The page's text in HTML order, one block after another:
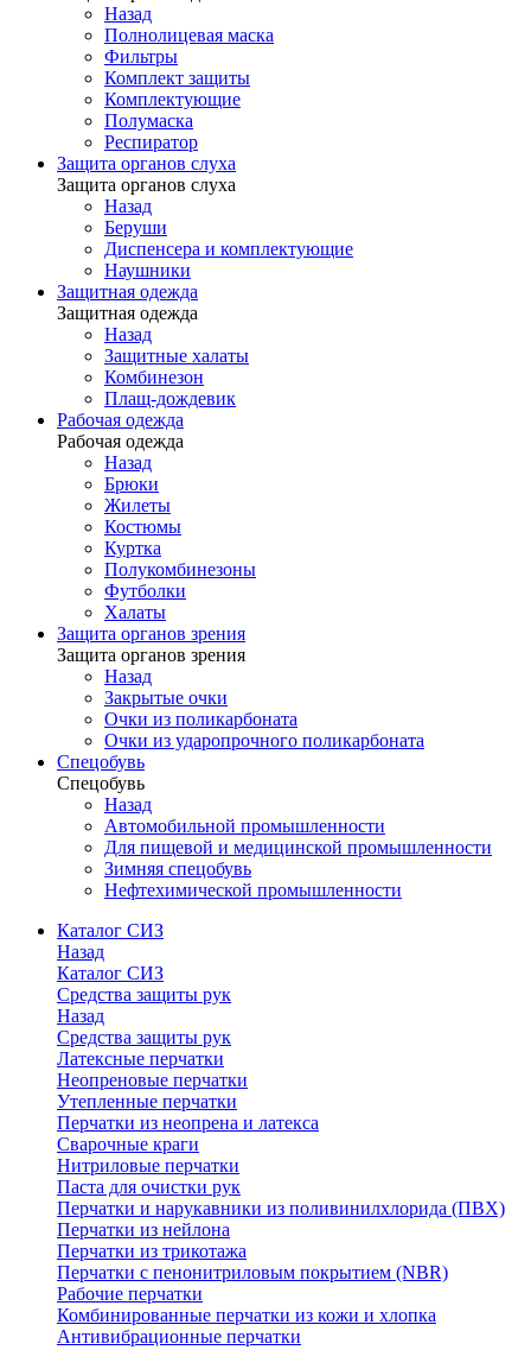
Назад
Полнолицевая маска
Фильтры
Комплект защиты
Комплектующие
Полумаска
Респиратор
Защита органов слуха
Защита органов слуха
Назад
Беруши
Диспенсера и комплектующие
Наушники
Защитная одежда
Защитная одежда
Назад
Защитные халаты
Комбинезон
Плащ-дождевик
Рабочая одежда
Рабочая одежда
Назад
Брюки
Жилеты
Костюмы
Куртка
Полукомбинезоны
Футболки
Халаты
Защита органов зрения
Защита органов зрения
Назад
Закрытые очки
Очки из поликарбоната
Очки из ударопрочного поликарбоната
Спецобувь
Спецобувь
Назад
Автомобильной промышленности
Для пищевой и медицинской промышленности
Зимняя спецобувь
Нефтехимической промышленности
Каталог СИЗ
Назад
Каталог СИЗ
Средства защиты рук
Назад
Средства защиты рук
Латексные перчатки
Неопреновые перчатки
Утепленные перчатки
Перчатки из неопрена и латекса
Сварочные краги
Нитриловые перчатки
Паста для очистки рук
Перчатки и нарукавники из поливинилхлорида (ПВХ)
Перчатки из нейлона
Перчатки из трикотажа
Перчатки с пенонитриловым покрытием (NBR)
Рабочие перчатки
Комбинированные перчатки из кожи и хлопка
Антивибрационные перчатки